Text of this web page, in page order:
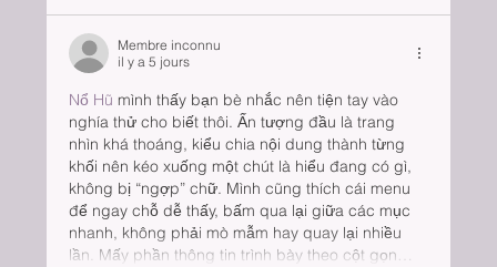
Membre inconnu
il y a 5 jours
Nổ Hũ mình thấy bạn bè nhắc nên tiện tay vào
nghía thử cho biết thôi. Ấn tượng đầu là trang
nhìn khá thoáng, kiểu chia nội dung thành từng
khối nên kéo xuống một chút là hiểu đang có gì,
không bị “ngợp” chữ. Mình cũng thích cái menu
để ngay chỗ dễ thấy, bấm qua lại giữa các mục
nhanh, không phải mò mẫm hay quay lại nhiều
lần. Mấy phần thông tin trình bày theo cột gọn…